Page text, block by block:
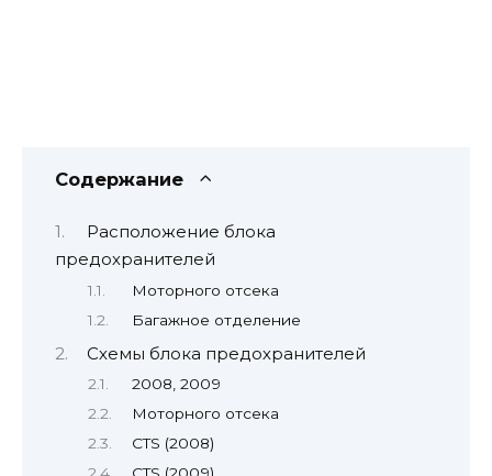
Содержание
Расположение блока
предохранителей
Моторного отсека
Багажное отделение
Схемы блока предохранителей
2008, 2009
Моторного отсека
CTS (2008)